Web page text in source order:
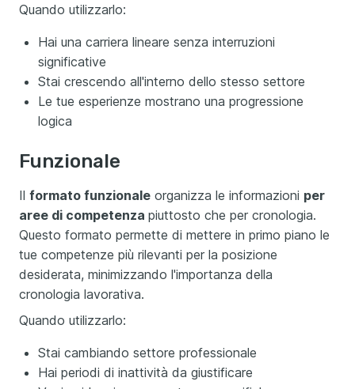
Quando utilizzarlo:
Hai una carriera lineare senza interruzioni
significative
Stai crescendo all'interno dello stesso settore
Le tue esperienze mostrano una progressione
logica
Funzionale
Il formato funzionale organizza le informazioni per
aree di competenza piuttosto che per cronologia.
Questo formato permette di mettere in primo piano le
tue competenze più rilevanti per la posizione
desiderata, minimizzando l'importanza della
cronologia lavorativa.
Quando utilizzarlo:
Stai cambiando settore professionale
Hai periodi di inattività da giustificare